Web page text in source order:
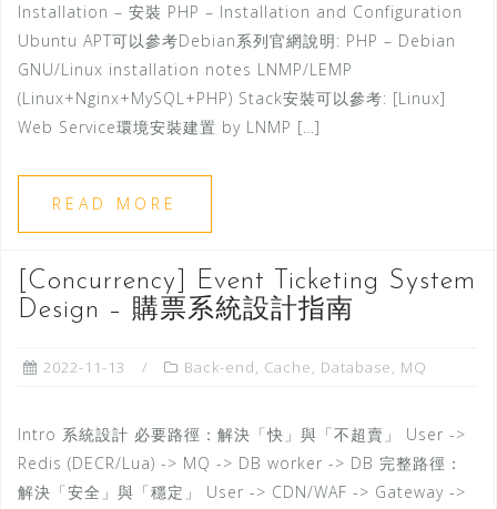
Installation – 安裝 PHP – Installation and Configuration
Ubuntu APT可以參考Debian系列官網說明: PHP – Debian
GNU/Linux installation notes LNMP/LEMP
(Linux+Nginx+MySQL+PHP) Stack安裝可以參考: [Linux]
Web Service環境安裝建置 by LNMP […]
READ MORE
[Concurrency] Event Ticketing System
Design – 購票系統設計指南
2022-11-13 Back-end, Cache, Database, MQ
Intro 系統設計 必要路徑：解決「快」與「不超賣」 User ->
Redis (DECR/Lua) -> MQ -> DB worker -> DB 完整路徑：
解決「安全」與「穩定」 User -> CDN/WAF -> Gateway ->